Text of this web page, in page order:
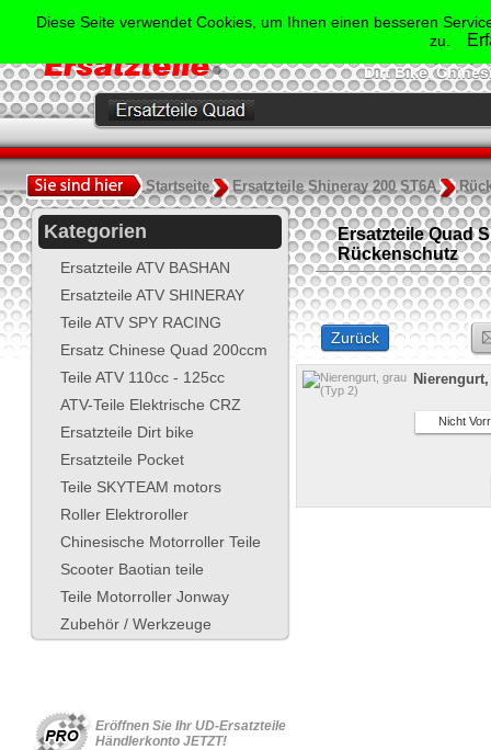
Der Spezialist für
Shineray,
Dirt Bike,
.
Startseite Ersatzteile Shineray 200 ST6A
Kategorien
Ersatzteile ATV BASHAN
Ersatzteile ATV SHINERAY
Teile ATV SPY RACING
Ersatz Chinese Quad 200ccm
Teile ATV 110cc - 125cc
ATV-Teile Elektrische CRZ
Ersatzteile Dirt bike
Ersatzteile Pocket
Teile SKYTEAM motors
Roller Elektroroller
Chinesische Motorroller Teile
Scooter Baotian teile
Teile Motorroller Jonway
Zubehör / Werkzeuge
Eröffnen Sie Ihr UD-Ersatzteile
Händlerkonto JETZT!
Ersatzteile Quad
Rückenschutz
Zurück
Nicht
Diese Seite verwendet Cookies, um Ihnen einen besseren
zu.